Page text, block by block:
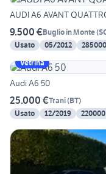
AUDI A6 AVANT
9.500 €Buglio in Monte(
Usato
05/2012
Vetrina
Audi A6 50
25.000 €Trani(BT)
Usato
12/2019